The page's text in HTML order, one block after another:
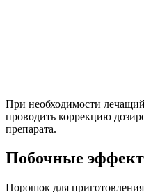
При необходимости
проводить коррекцию
препарата.
Побочные
Порошок для